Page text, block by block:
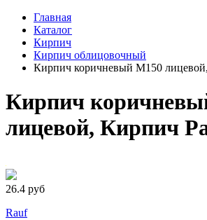
Главная
Каталог
Кирпич
Кирпич облицовочный
Кирпич коричневый М150
Кирпич
лицевой, Кирпич
26.4 руб
Rauf